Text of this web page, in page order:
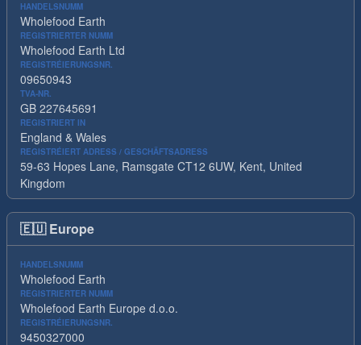
HANDELSNUMM
Wholefood Earth
REGISTRIERTER NUMM
Wholefood Earth Ltd
REGISTRÉIERUNGSNR.
09650943
TVA-NR.
GB 227645691
REGISTRIERT IN
England & Wales
REGISTRÉIERT ADRESS / GESCHÄFTSADRESS
59-63 Hopes Lane, Ramsgate CT12 6UW, Kent, United
Kingdom
🇪🇺 Europe
HANDELSNUMM
Wholefood Earth
REGISTRIERTER NUMM
Wholefood Earth Europe d.o.o.
REGISTRÉIERUNGSNR.
9450327000